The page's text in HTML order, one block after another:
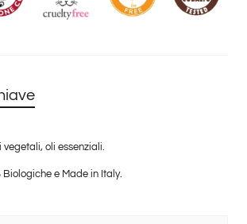
oli essenziali.
e Made in Italy.